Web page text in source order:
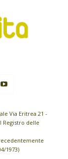
Via Eritrea 21 -
Registro delle
1973)